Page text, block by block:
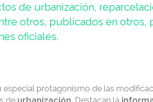
de urbanización,
otros, publicados en otros,
oficiales.
especial protagonismo de las